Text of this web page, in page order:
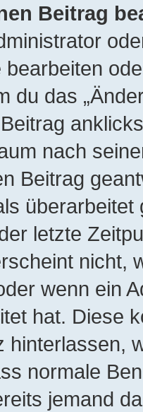
Beitrag
bearbeiten
du das
nach
Beitrag
letzte
nicht,
wenn ein
hat. Diese
hinterlassen,
normale
jemand